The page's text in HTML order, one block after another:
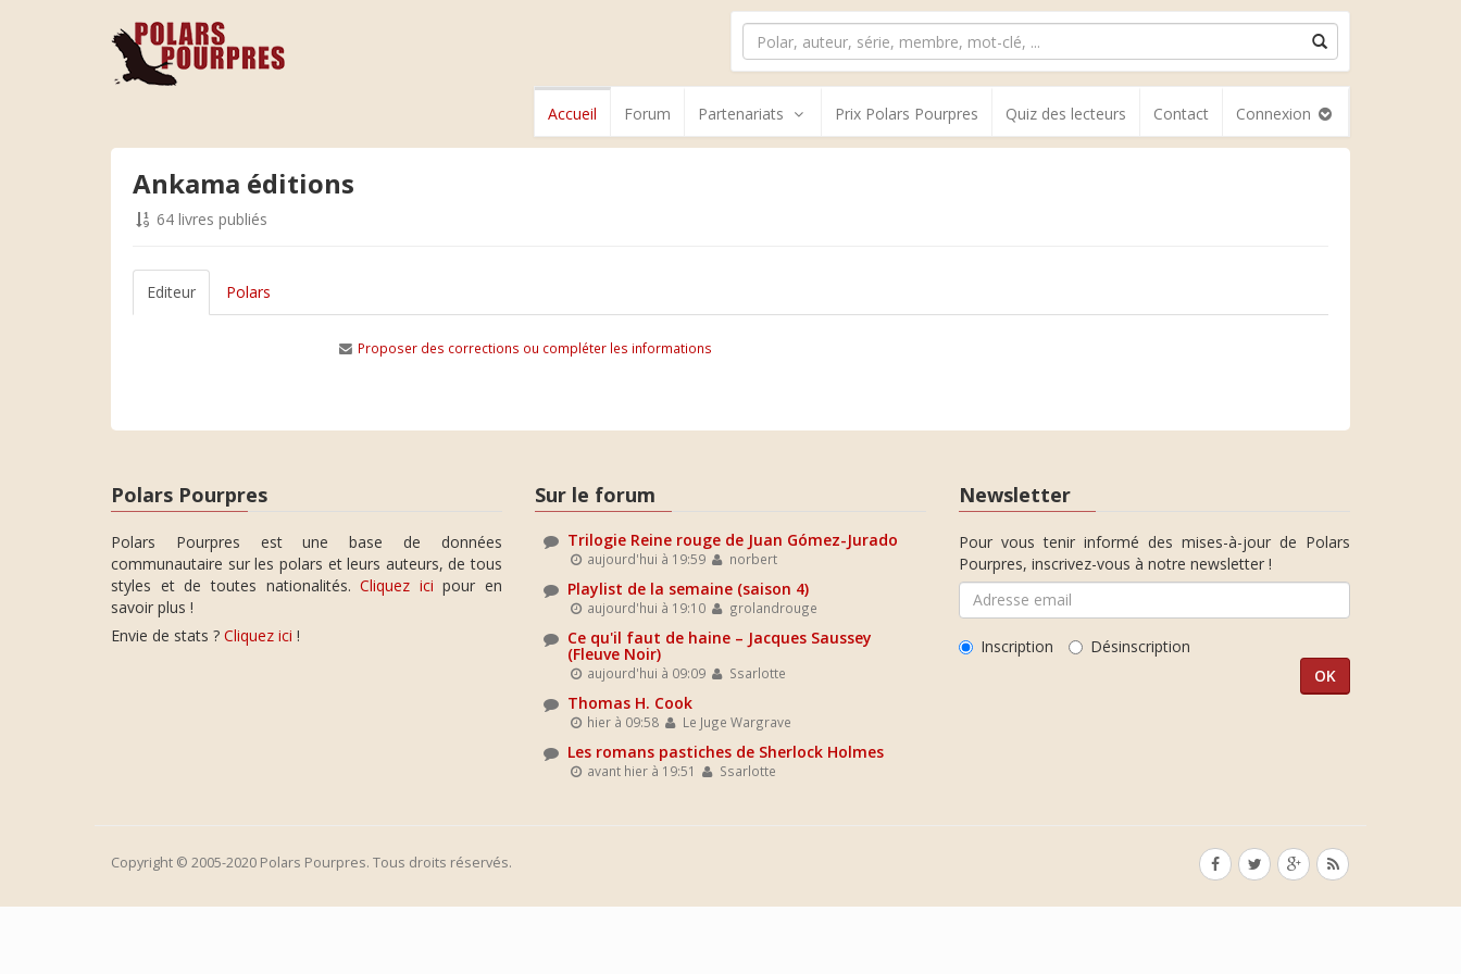
Accueil Forum Partenariats Prix Polars Pourpres Quiz des lecteurs Contact Connexion
Ankama éditions
64 livres publiés
Editeur Polars
Proposer des corrections ou compléter les informations
Polars Pourpres
Polars Pourpres est une base de données
communautaire sur les polars et leurs auteurs, de tous
styles et de toutes nationalités.Cliquez ici pour en
savoir plus !
Envie de stats ? Cliquez ici !
Sur le forum
Trilogie Reine rouge de Juan Gómez-Jurado
aujourd'hui à 19:59 norbert
Playlist de la semaine (saison 4)
aujourd'hui à 19:10 grolandrouge
Ce qu'il faut de haine – Jacques Saussey
(Fleuve Noir)
aujourd'hui à 09:09 Ssarlotte
Thomas H. Cook
hier à 09:58 Le Juge Wargrave
Les romans pastiches de Sherlock Holmes
avant hier à 19:51 Ssarlotte
Newsletter
Pour vous tenir informé des mises-à-jour de Polars
Pourpres, inscrivez-vous à notre newsletter !
Inscription Désinscription
Copyright © 2005-2020 Polars Pourpres. Tous droits réservés.